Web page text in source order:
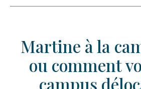
Martine à la
ou comment
campus